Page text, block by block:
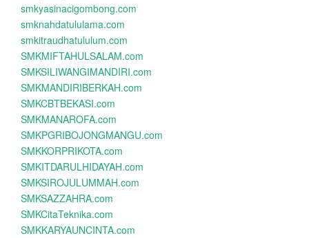
smkyasinacigombong.com
smknahdatululama.com
smkitraudhatululum.com
SMKMIFTAHULSALAM.com
SMKSILIWANGIMANDIRI.com
SMKMANDIRIBERKAH.com
SMKCBTBEKASI.com
SMKMANAROFA.com
SMKPGRIBOJONGMANGU.com
SMKKORPRIKOTA.com
SMKITDARULHIDAYAH.com
SMKSIROJULUMMAH.com
SMKSAZZAHRA.com
SMKCitaTeknika.com
SMKKARYAUNCINTA.com